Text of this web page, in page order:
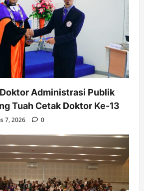
Administrasi Publik
Tuah Cetak Doktor Ke-13
7, 2026 0